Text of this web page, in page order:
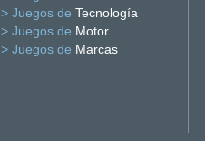
> Juegos de Tecnología
> Juegos de Motor
> Juegos de Marcas